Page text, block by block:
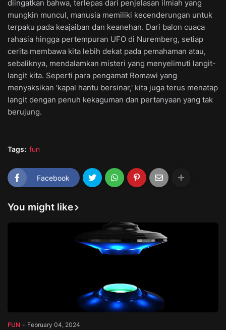
diingatkan bahwa, terlepas dari penjelasan ilmiah yang
mungkin muncul, manusia memiliki kecenderungan untuk
terpaku pada keajaiban dan keanehan. Dari balon cuaca
rahasia hingga pertempuran UFO di Nuremberg, setiap
cerita membawa kita lebih dekat pada pemahaman atau,
sebaliknya, mendalamkan misteri yang menyelimuti langit-
langit kita. Seperti para pengamat Romawi yang
menyaksikan 'kapal hantu bersinar,' kita juga terus menatap
langit dengan penuh kekaguman dan pertanyaan yang tak
berujung.
Tags: fun
Facebook
You might like
FUN - February 04, 2024